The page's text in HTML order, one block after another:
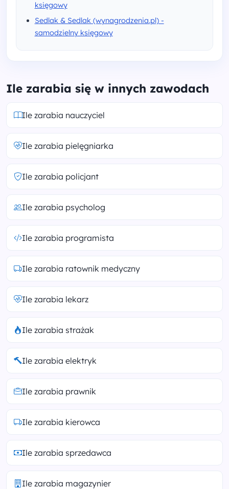
księgowy
Sedlak & Sedlak (wynagrodzenia.pl) -
samodzielny księgowy
Ile zarabia się w innych zawodach
Ile zarabia nauczyciel
Ile zarabia pielęgniarka
Ile zarabia policjant
Ile zarabia psycholog
Ile zarabia programista
Ile zarabia ratownik medyczny
Ile zarabia lekarz
Ile zarabia strażak
Ile zarabia elektryk
Ile zarabia prawnik
Ile zarabia kierowca
Ile zarabia sprzedawca
Ile zarabia magazynier